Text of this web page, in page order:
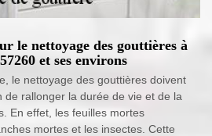
le nettoyage des gouttières à
et ses environs
le nettoyage des gouttières doivent
de rallonger la durée de vie et de la
En effet, les feuilles mortes
mortes et les insectes. Cette